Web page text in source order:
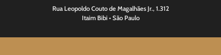
Rua Leopoldo Couto de Magalhães Jr., 1.312
Itaim Bibi • São Paulo